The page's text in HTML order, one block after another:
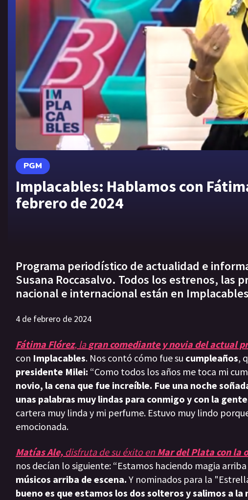
PGM
Implacables: Hablamos con
febrero de 2024
Programa periodístico de actualidad e
Susana Roccasalvo. Todos los estrenos, las
nacional e internacional están en
4 de febrero de 2024
Fátima Flórez, lagran comediante y novia del actual
con Implacables. Nos contó cómo fue su cumpleaños,
presidente Milei: “Como todos los años me toca mi
novio, la cena que fue increíble. Fue una noche
unas palabras muy lindas para conmigo y con la
cartera muy linda y mi perfume. Estuvo muy lindo
emocionada.
Matías Ale, disfruta de su éxito enMar del Plata con la
nos decían lo siguiente: “Estamos haciendo magia
músicos arriba de escena. Y nominados para la
bueno es que estamos los dos solteros y salimos a la